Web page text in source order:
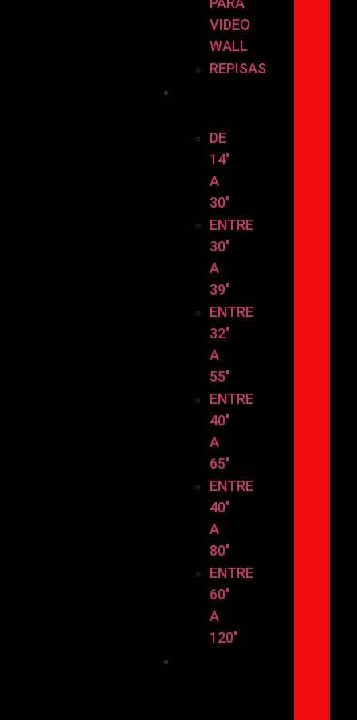
VIDEO
WALL
REPISAS
DE
14″
A
30″
ENTRE
30″
A
39″
ENTRE
32″
A
55″
ENTRE
40″
A
65″
ENTRE
40″
A
80″
ENTRE
60″
A
120″